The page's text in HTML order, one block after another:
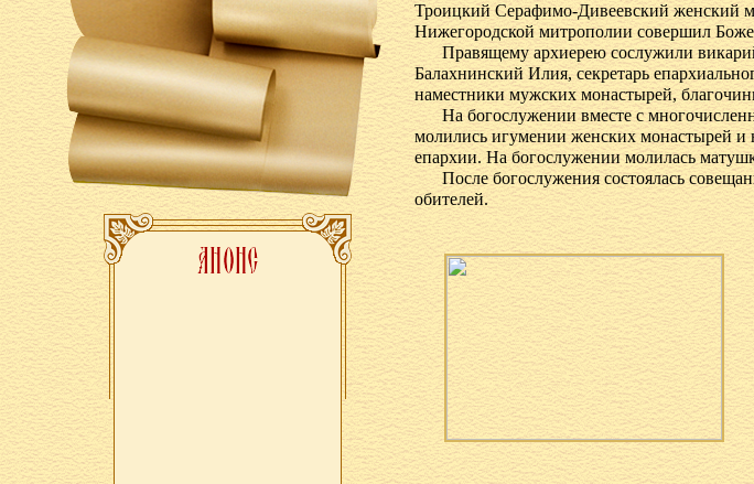
Троицкий Серафимо-Дивеевский женский
Нижегородской митрополии совершил
Правящему архиерею сослужили
Балахнинский Илия, секретарь
наместники мужских монастырей,
На богослужении вместе с
молились игумении женских монастырей и
епархии. На богослужении молилась
После богослужения состоялась
обителей.